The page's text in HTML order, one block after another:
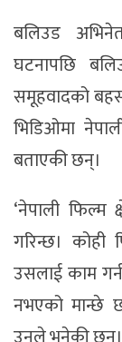
बलिउड
घटनापछि
समूहवादको
भिडिओमा
बताएकी छन्।
‘नेपाली फिल्म
गरिन्छ। कोही
उसलाई काम
नभएको मान्छे